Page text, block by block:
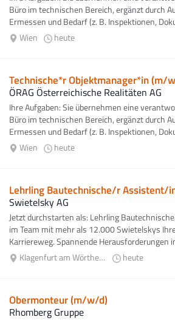
Büro im technischen Bereich, ergänzt durch
Ermessen und Bedarf (z. B. Inspektionen,
Wien
heute
Technische*r Objektmanager*in (m/
ÖRAG Österreichische Realitäten AG
Ihre Aufgaben: Sie übernehmen eine
Büro im technischen Bereich, ergänzt durch
Ermessen und Bedarf (z. B. Inspektionen,
Wien
heute
Lehrling Bautechnische/r Assistent/
Swietelsky AG
Jetzt durchstarten als: Lehrling
im Team mit mehr als 12.000 Swietelskys
Karriereweg. Spannende Herausforderungen
Klagenfurt am Wörthersee
heute
Obermonteur (m/w/d)
Rhomberg Gruppe